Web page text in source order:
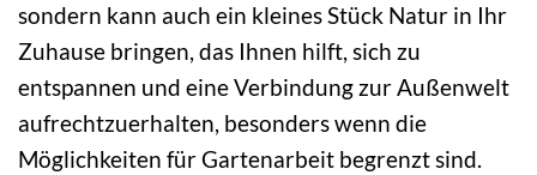
sondern kann auch ein kleines Stück Natur in Ihr
Zuhause bringen, das Ihnen hilft, sich zu
entspannen und eine Verbindung zur Außenwelt
aufrechtzuerhalten, besonders wenn die
Möglichkeiten für Gartenarbeit begrenzt sind.